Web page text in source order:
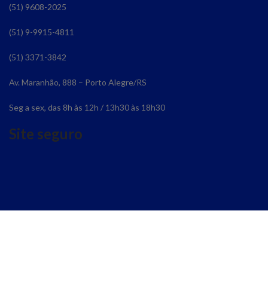
(51) 9608-2025
(51) 9-9915-4811
(51) 3371-3842
Av. Maranhão, 888 – Porto Alegre/RS
Seg a sex, das 8h às 12h / 13h30 às 18h30
Site seguro